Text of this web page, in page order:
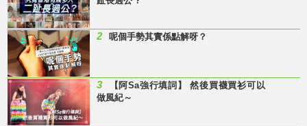
2 呢個手勢其實係點解呀？
3
【阿Sa強行填詞】 然後買襪買衫可以
做風紀～